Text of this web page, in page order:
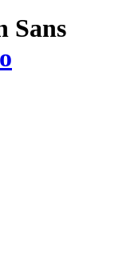
Sans